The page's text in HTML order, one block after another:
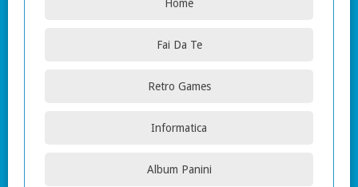
Home
Fai Da Te
Retro Games
Informatica
Album Panini